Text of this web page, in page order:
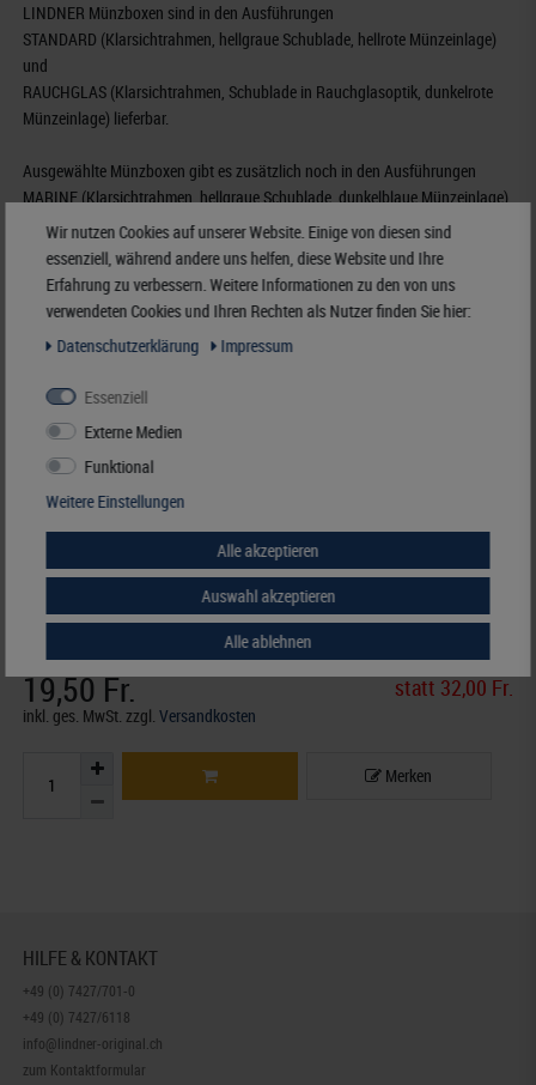
LINDNER Münzboxen sind in den Ausführungen
STANDARD (Klarsichtrahmen, hellgraue Schublade, hellrote Münzeinlage)
und
RAUCHGLAS (Klarsichtrahmen, Schublade in Rauchglasoptik, dunkelrote
Münzeinlage) lieferbar.
Ausgewählte Münzboxen gibt es zusätzlich noch in den Ausführungen
MARINE (Klarsichtrahmen, hellgraue Schublade, dunkelblaue Münzeinlage)
und
CARBO (Klarsichtrahmen, hellgraue Schublade, schwarze Münzeinlage).
Bestellnummer
2555
EAN
4044713000137
Hersteller:LINDNER Falzlos-Gesellschaft mbH,
Verantwortlich:LINDNER Falzlos-Gesellschaft mbH,
Nicht für Kinder unter 3 Jahren geeignet!
Münzboxen mit runden Vertiefungen für lose Münzen und Münzensätze
19,50 Fr. statt 32,00 Fr.
inkl. ges. MwSt.zzgl.Versandkosten
Merken
HILFE & KONTAKT
+49 (0) 7427/701-0
+49 (0) 7427/6118
info@lindner-original.ch
zum Kontaktformular
Wir nutzen Cookies auf unserer Website. Einige von diesen sind
essenziell, während andere uns helfen, diese Website und Ihre
Erfahrung zu verbessern. Weitere Informationen zu den von uns
verwendeten Cookies und Ihren Rechten als Nutzer finden Sie hier:
Daten­schutz­erklärung
Impressum
Essenziell
Externe Medien
Funktional
Weitere Einstellungen
Alle akzeptieren
Auswahl akzeptieren
Alle ablehnen